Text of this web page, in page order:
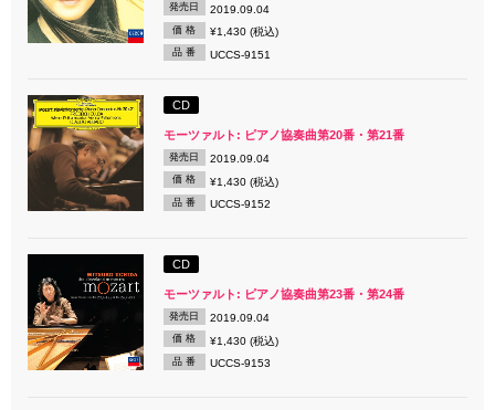
発売日 2019.09.04
価 格 ¥1,430 (税込)
品 番 UCCS-9151
CD
モーツァルト: ピアノ協奏曲第20番・第21番
発売日 2019.09.04
価 格 ¥1,430 (税込)
品 番 UCCS-9152
CD
モーツァルト: ピアノ協奏曲第23番・第24番
発売日 2019.09.04
価 格 ¥1,430 (税込)
品 番 UCCS-9153